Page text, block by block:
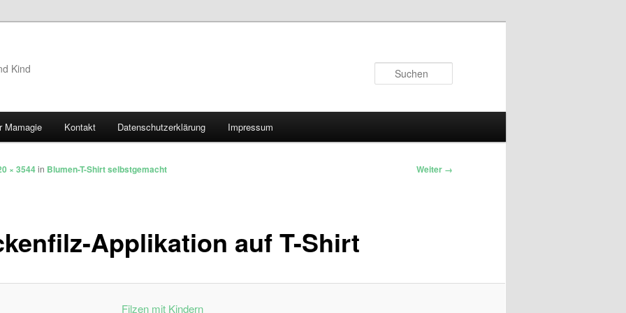
Kind
Mamagie Kontakt Datenschutzerklärung Impressum
Weiter →
Applikation auf T-Shirt
× 3544in Blumen-T-Shirt selbstgemacht